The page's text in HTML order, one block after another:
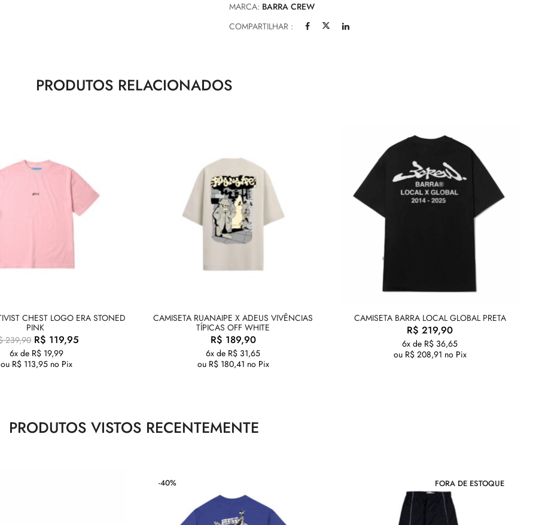
MARCA: BARRA CREW
COMPARTILHAR :
PRODUTOS RELACIONADOS
CHEST LOGO ERA STONED
PINK
239,90 R$ 119,95
6x de R$19,99
ou R$113,95 no Pix
CAMISETA RUANAIPE X ADEUS VIVÊNCIAS
TÍPICAS OFF WHITE
R$ 189,90
6x de R$ 31,65
ou R$180,41 no Pix
CAMISETA BARRA LOCAL GLOBAL PRETA
R$ 219,90
6x de R$ 36,65
ou R$208,91 no Pix
PRODUTOS VISTOS RECENTEMENTE
-40% FORA DE ESTOQUE